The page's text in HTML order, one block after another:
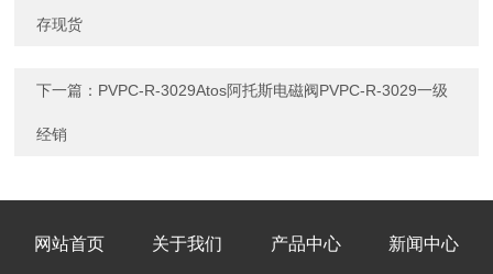
存现货
下一篇： PVPC-R-3029Atos阿托斯电磁阀PVPC-R-3029一级
经销
网站首页 关于我们 产品中心 新闻中心